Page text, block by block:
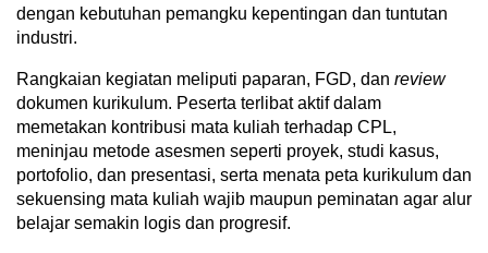
dengan kebutuhan pemangku kepentingan dan tuntutan
industri.
Rangkaian kegiatan meliputi paparan, FGD, dan review
dokumen kurikulum. Peserta terlibat aktif dalam
memetakan kontribusi mata kuliah terhadap CPL,
meninjau metode asesmen seperti proyek, studi kasus,
portofolio, dan presentasi, serta menata peta kurikulum dan
sekuensing mata kuliah wajib maupun peminatan agar alur
belajar semakin logis dan progresif.